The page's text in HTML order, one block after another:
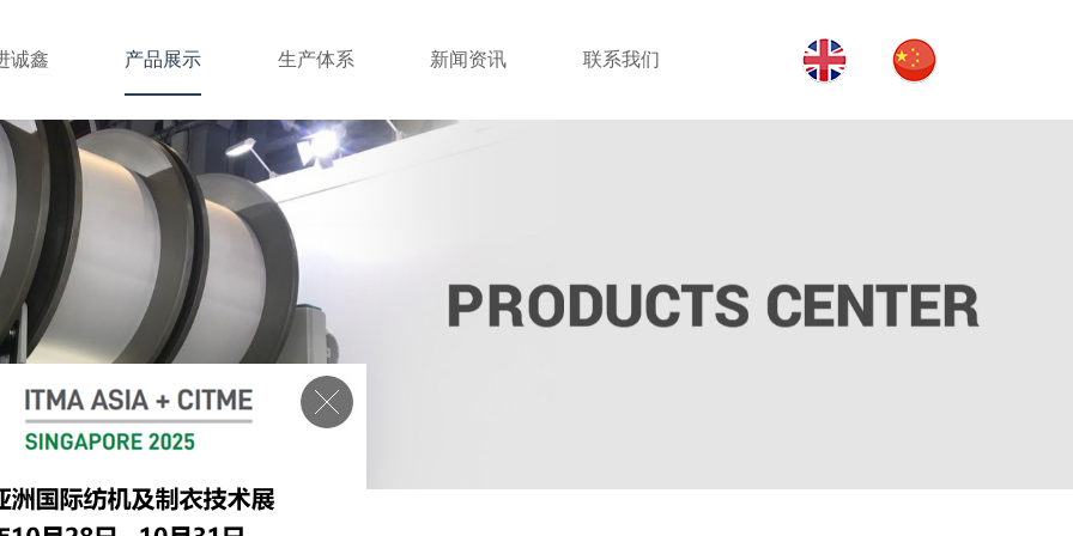
诚鑫 产品展示
经编机盘头 织带机盘头 特殊类盘头
生产体系 新闻资讯
公司新闻 行业新闻
联系我们